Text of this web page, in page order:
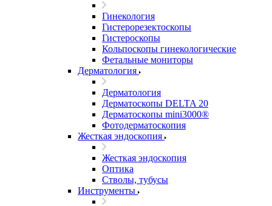
Гинекология
Гистерорезектоскопы
Гистероскопы
Кольпоскопы гинекологические
Фетальные мониторы
Дерматология
Дерматология
Дерматоскопы DELTA 20
Дерматоскопы mini3000®
Фотодерматоскопия
Жесткая эндоскопия
Жесткая эндоскопия
Оптика
Стволы, тубусы
Инструменты